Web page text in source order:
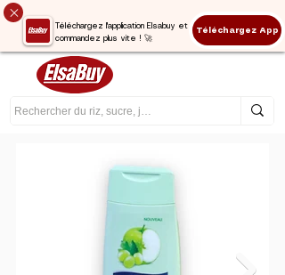
Téléchargez l'application Elsabuy et
commandez plus vite ! 🚀
Téléchargez App